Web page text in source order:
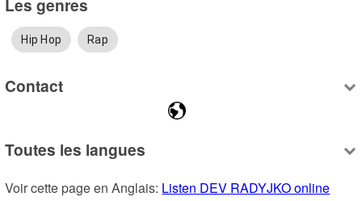
Hip Hop Rap
Contact
Toutes les langues
Voir cette page en Anglais: Listen DEV RADYJKO online